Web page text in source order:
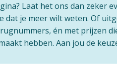
Laat het ons dan zeker
dat je meer wilt weten. Of
én met prijzen
hebben. Aan jou de